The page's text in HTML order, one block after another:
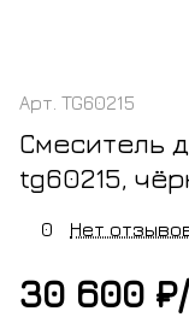
Арт. TG60215
Смеситель
tg60215,
0 Нет
30 600 ₽/